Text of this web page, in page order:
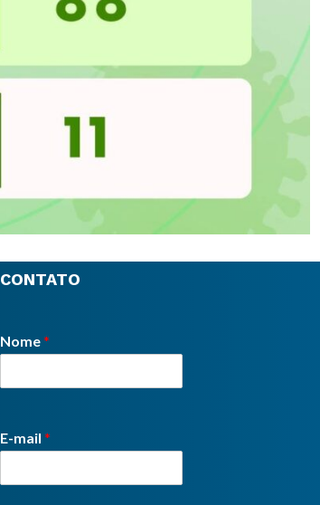
CONTATO
Nome*
E-mail *